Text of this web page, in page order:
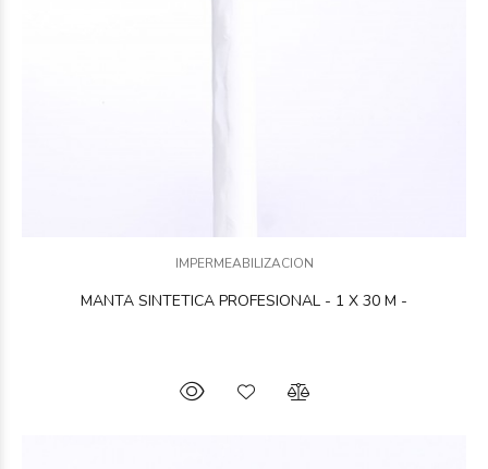
IMPERMEABILIZACION
MANTA SINTETICA PROFESIONAL - 1 X 30 M -